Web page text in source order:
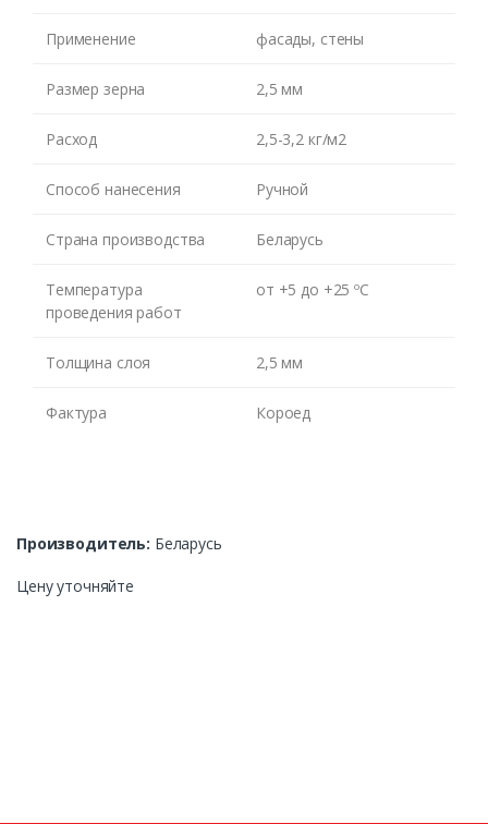
Применение фасады, стены
Размер зерна 2,5 мм
Расход 2,5-3,2 кг/м2
Способ нанесения Ручной
Страна производства Беларусь
Температура
проведения работ
от +5 до +25 ºC
Толщина слоя 2,5 мм
Фактура Короед
Производитель: Беларусь
Цену уточняйте